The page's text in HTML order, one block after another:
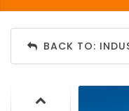
BACK TO: